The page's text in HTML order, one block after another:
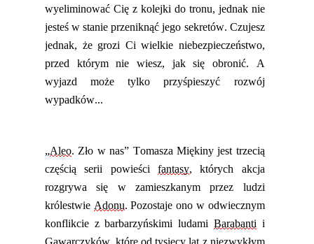
wyeliminować Cię z kolejki do tronu, jednak nie
jesteś w stanie przeniknąć jego sekretów. Czujesz
jednak, że grozi Ci wielkie niebezpieczeństwo,
przed którym nie wiesz, jak się obronić. A
wyjazd może tylko przyśpieszyć rozwój
wypadków...
„Aleo. Zło w nas” Tomasza Miękiny jest trzecią
częścią serii powieści fantasy, których akcja
rozgrywa się w zamieszkanym przez ludzi
królestwie Adonu. Pozostaje ono w odwiecznym
konflikcie z barbarzyńskimi ludami Barabanti i
Gawarczyków , które od tysięcy lat z niezwykłym